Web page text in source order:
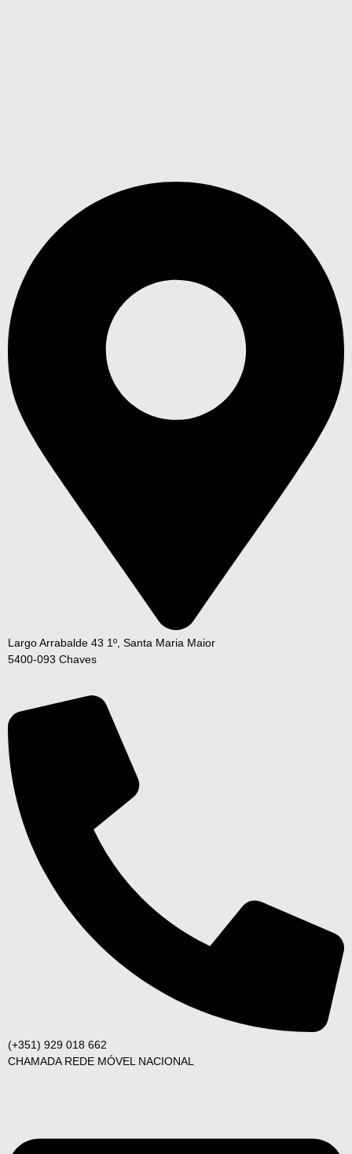
Largo Arrabalde 43 1º, Santa Maria Maior
5400-093 Chaves
(+351) 929 018 662
CHAMADA REDE MÓVEL NACIONAL